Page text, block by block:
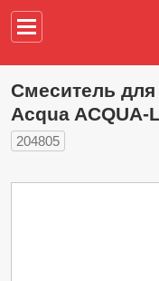
Смеситель
Acqua ACQUA-
204805